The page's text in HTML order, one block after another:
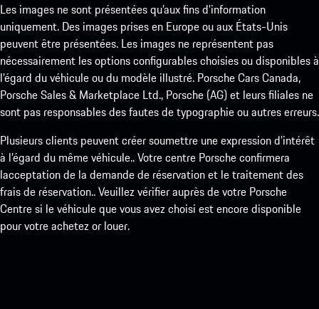
Les images ne sont présentées qu’aux fins d’information
uniquement. Des images prises en Europe ou aux États-Unis
peuvent être présentées. Les images ne représentent pas
nécessairement les options configurables choisies ou disponibles à
l’égard du véhicule ou du modèle illustré. Porsche Cars Canada,
Porsche Sales & Marketplace Ltd., Porsche (AG) et leurs filiales ne
sont pas responsables des fautes de typographie ou autres erreurs.
Plusieurs clients peuvent créer soumettre une expression d’intérêt
à l’égard du même véhicule.. Votre centre Porsche confirmera
lacceptation de la demande de réservation et le traitement des
frais de réservation.. Veuillez vérifier auprès de votre Porsche
Centre si le véhicule que vous avez choisi est encore disponible
pour votre achetez or louer.